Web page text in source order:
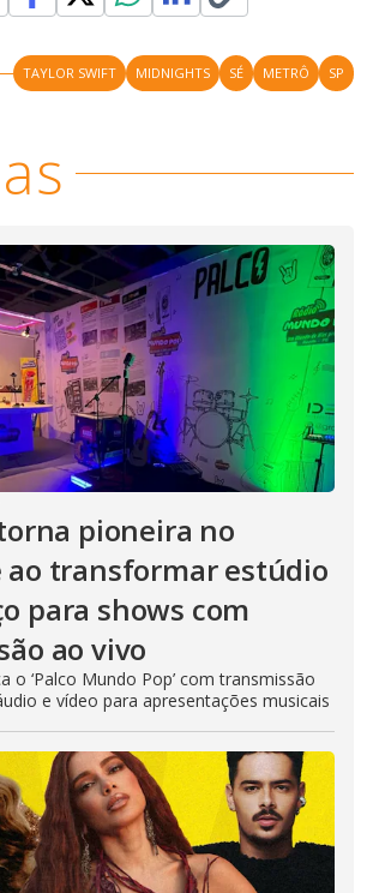
TAYLOR SWIFT MIDNIGHTS SÉ METRÔ SP
pioneira no
ao transformar estúdio
para shows com
ao vivo
o ‘Palco Mundo Pop’ com transmissão
e vídeo para apresentações musicais